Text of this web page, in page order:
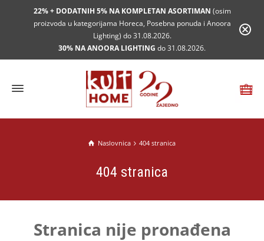
22% + DODATNIH 5% NA KOMPLETAN ASORTIMAN (osim
proizvoda u kategorijama Horeca, Posebna ponuda i Anoora
Lighting) do 31.08.2026.
30% NA ANOORA LIGHTING do 31.08.2026.
Naslovnica 404 stranica
404 stranica
Stranica nije pronađena